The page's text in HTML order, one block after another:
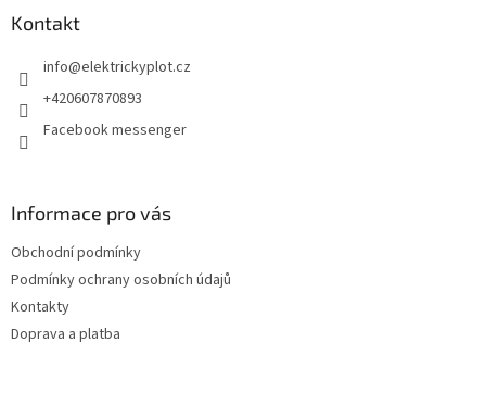
Kontakt
info@elektrickyplot.cz
+420607870893
Facebook messenger
Informace pro vás
Obchodní podmínky
Podmínky ochrany osobních údajů
Kontakty
Doprava a platba